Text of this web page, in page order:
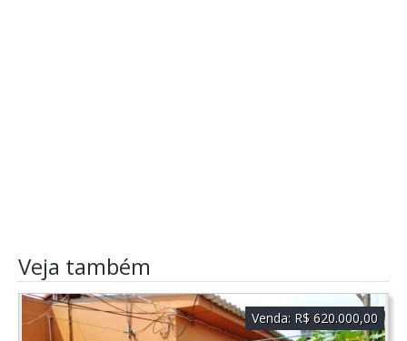
Veja também
Venda: R$ 620.000,00